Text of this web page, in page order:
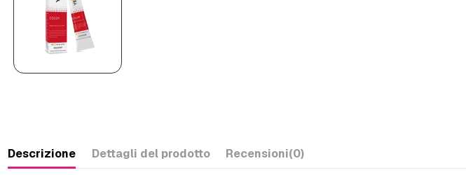
Descrizione Dettagli del prodotto Recensioni(0)